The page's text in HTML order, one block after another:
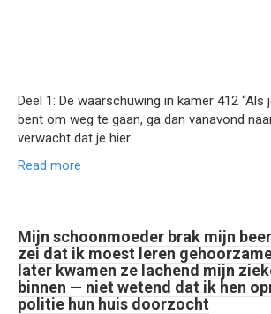
Deel 1: De waarschuwing in kamer 412
bent om weg te gaan, ga dan vanavond
verwacht dat je hier
Read more
Mijn schoonmoeder brak mijn
zei dat ik moest leren
later kwamen ze lachend mijn
binnen — niet wetend dat ik hen
politie hun huis doorzocht